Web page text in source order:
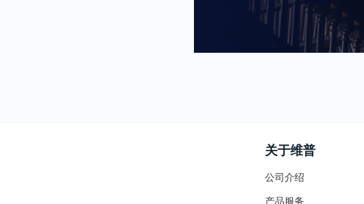
关于维普
公司介绍
产品服务